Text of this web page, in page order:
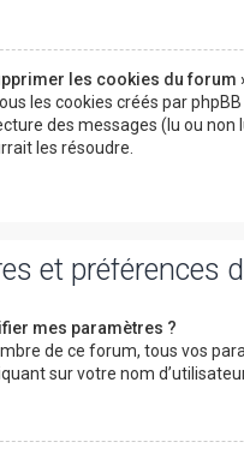
les cookies du forum
les cookies créés par
des messages (lu ou
les résoudre.
et préférences
mes paramètres ?
de ce forum, tous vos
sur votre nom